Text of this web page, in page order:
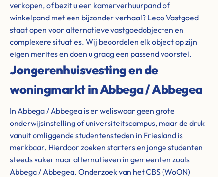
verkopen, of bezit u een kamerverhuurpand of
winkelpand met een bijzonder verhaal? Leco Vastgoed
staat open voor alternatieve vastgoedobjecten en
complexere situaties. Wij beoordelen elk object op zijn
eigen merites en doen u graag een passend voorstel.
Jongerenhuisvesting en de
woningmarkt in Abbega / Abbegea
In Abbega / Abbegea is er weliswaar geen grote
onderwijsinstelling of universiteitscampus, maar de druk
vanuit omliggende studentensteden in Friesland is
merkbaar. Hierdoor zoeken starters en jonge studenten
steeds vaker naar alternatieven in gemeenten zoals
Abbega / Abbegea. Onderzoek van het CBS (WoON)